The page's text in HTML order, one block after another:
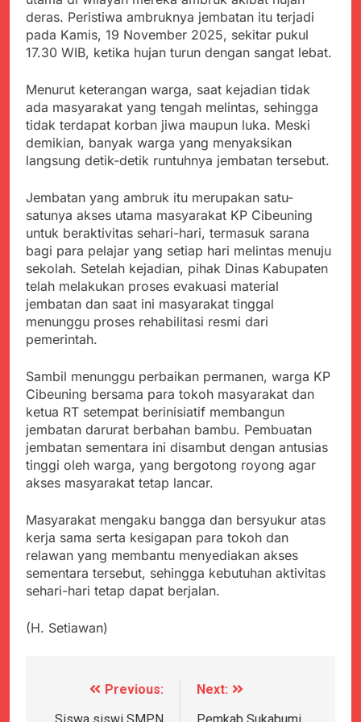
Kabupaten Sukabumi
Angkat Bicara
Satgas Yonif 310/KK
Lakukan Pengecatan
Dan Pembenahan
Juli 21, 2024
Kadinkes kab. Sukabumi
Angkat Bicara Terkait
Dugaan pembelian obat
yang akan Kadaluarsa
oleh Puskesmas
Juli 21, 2024
Diduga Pembelian Obat
oleh Puskesmas di
Kab. Sukabumi yang
akan Kadaluarsa.
Juli 20, 2024
Tunjukan
Perhatiannya, Satgas
Bantuan Duka Cita
Juli 20, 2024
Polda Jabar Beberkan
Perkembangan
Terbaru Kasus Dago
Elos
Juli 20, 2024
Kejaksaan Negeri Kab
Sukabumi didesak usut
Tuntas Dugaan
penyelewengan
Pengadaan Buku Simi
Juli 19, 2024
Diduga Kuat
Inspektorat Kab,
Anggaran Thn 2023.
Sambut Tahun Ajaran
Baru, Satgas Yonif
310/KK Ajak Pelajar
Bersihkan Lingkungan
Sekolah
Juli 19, 2024
Selisih APBD Tahun
2023 Kab.Sukabumi
Sebesar Rp 31 Miliar
Juli 16, 2024
Ketua DPD JWI
Sukabumi Raya
Verifikasi Isu Dugaan
terhadap Kepala KUA
Pabuaran
Aksi Humanis Polri:
Kapolsek Kebonpedes
Bantu Lansia dengan
Kursi Roda, Warga Haru
dan Bersyukur
Agustus 7, 2026
Data Ganda Capai 6
Juta, BGN Benahi Basis
Data MBG Hampir
Rampung
Bobby Maulana Pastikan
deras. Peristiwa ambruknya jembatan itu terjadi
pada Kamis, 19 November 2025, sekitar pukul
17.30 WIB, ketika hujan turun dengan sangat lebat.
Menurut keterangan warga, saat kejadian tidak
ada masyarakat yang tengah melintas, sehingga
tidak terdapat korban jiwa maupun luka. Meski
demikian, banyak warga yang menyaksikan
langsung detik-detik runtuhnya jembatan tersebut.
Jembatan yang ambruk itu merupakan satu-
satunya akses utama masyarakat KP Cibeuning
untuk beraktivitas sehari-hari, termasuk sarana
bagi para pelajar yang setiap hari melintas menuju
sekolah. Setelah kejadian, pihak Dinas Kabupaten
telah melakukan proses evakuasi material
jembatan dan saat ini masyarakat tinggal
menunggu proses rehabilitasi resmi dari
pemerintah.
Sambil menunggu perbaikan permanen, warga KP
Cibeuning bersama para tokoh masyarakat dan
ketua RT setempat berinisiatif membangun
jembatan darurat berbahan bambu. Pembuatan
jembatan sementara ini disambut dengan antusias
tinggi oleh warga, yang bergotong royong agar
akses masyarakat tetap lancar.
Masyarakat mengaku bangga dan bersyukur atas
kerja sama serta kesigapan para tokoh dan
relawan yang membantu menyediakan akses
sementara tersebut, sehingga kebutuhan aktivitas
sehari-hari tetap dapat berjalan.
(H. Setiawan)
NavigasiPrevious:
Next: